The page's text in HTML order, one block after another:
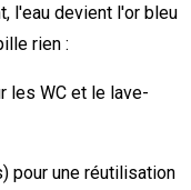
l'eau devient l'or bleu
rien :
les WC et le lave-
pour une réutilisation